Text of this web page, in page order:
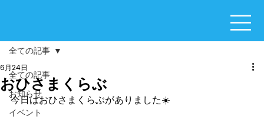
全ての記事
お知らせ
イベント
全ての記事
おひさまくらぶ
6月24日
今日はおひさまくらぶがありました☀️